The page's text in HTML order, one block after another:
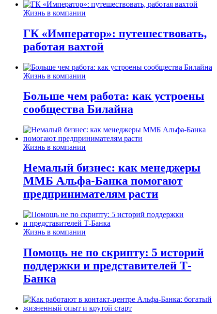
Жизнь в компании
ГК «Император»: путешествовать,
работая вахтой
Жизнь в компании
Больше чем работа: как устроены
сообщества Билайна
Жизнь в компании
Немалый бизнес: как менеджеры
ММБ Альфа-Банка помогают
предпринимателям расти
Жизнь в компании
Помощь не по скрипту: 5 историй
поддержки и представителей Т-
Банка